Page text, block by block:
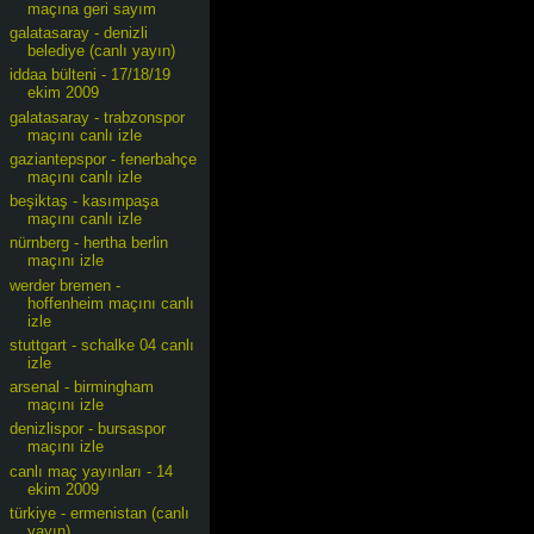
maçına geri sayım
galatasaray - denizli
belediye (canlı yayın)
iddaa bülteni - 17/18/19
ekim 2009
galatasaray - trabzonspor
maçını canlı izle
gaziantepspor - fenerbahçe
maçını canlı izle
beşiktaş - kasımpaşa
maçını canlı izle
nürnberg - hertha berlin
maçını izle
werder bremen -
hoffenheim maçını canlı
izle
stuttgart - schalke 04 canlı
izle
arsenal - birmingham
maçını izle
denizlispor - bursaspor
maçını izle
canlı maç yayınları - 14
ekim 2009
türkiye - ermenistan (canlı